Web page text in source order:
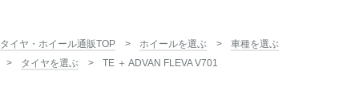
タイヤ・ホイール通販TOP ホイールを選ぶ
車種を選ぶ
タイヤを選ぶ
TE ＋ ADVAN FLEVA V701